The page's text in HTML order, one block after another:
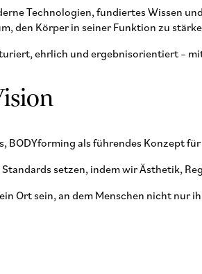
Technologien, fundiertes Wissen
den Körper in seiner Funktion zu
ehrlich und ergebnisorientiert –
BODYforming als führendes Konzept
setzen, indem wir Ästhetik,
Ort sein, an dem Menschen nicht nur